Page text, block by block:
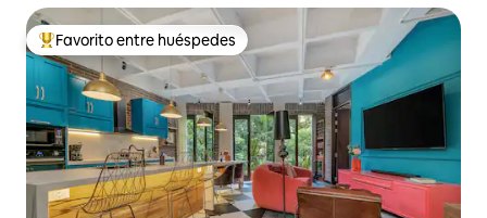
Favorito entre los huéspedes más destacados
Favorito entre huéspedes